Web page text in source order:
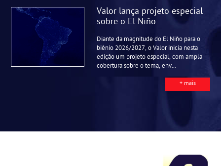
Valor lança projeto especial
sobre o El Niño
Diante da magnitude do El Niño para o
biênio 2026/2027, o Valor inicia nesta
edição um projeto especial, com ampla
cobertura sobre o tema, env...
+ mais